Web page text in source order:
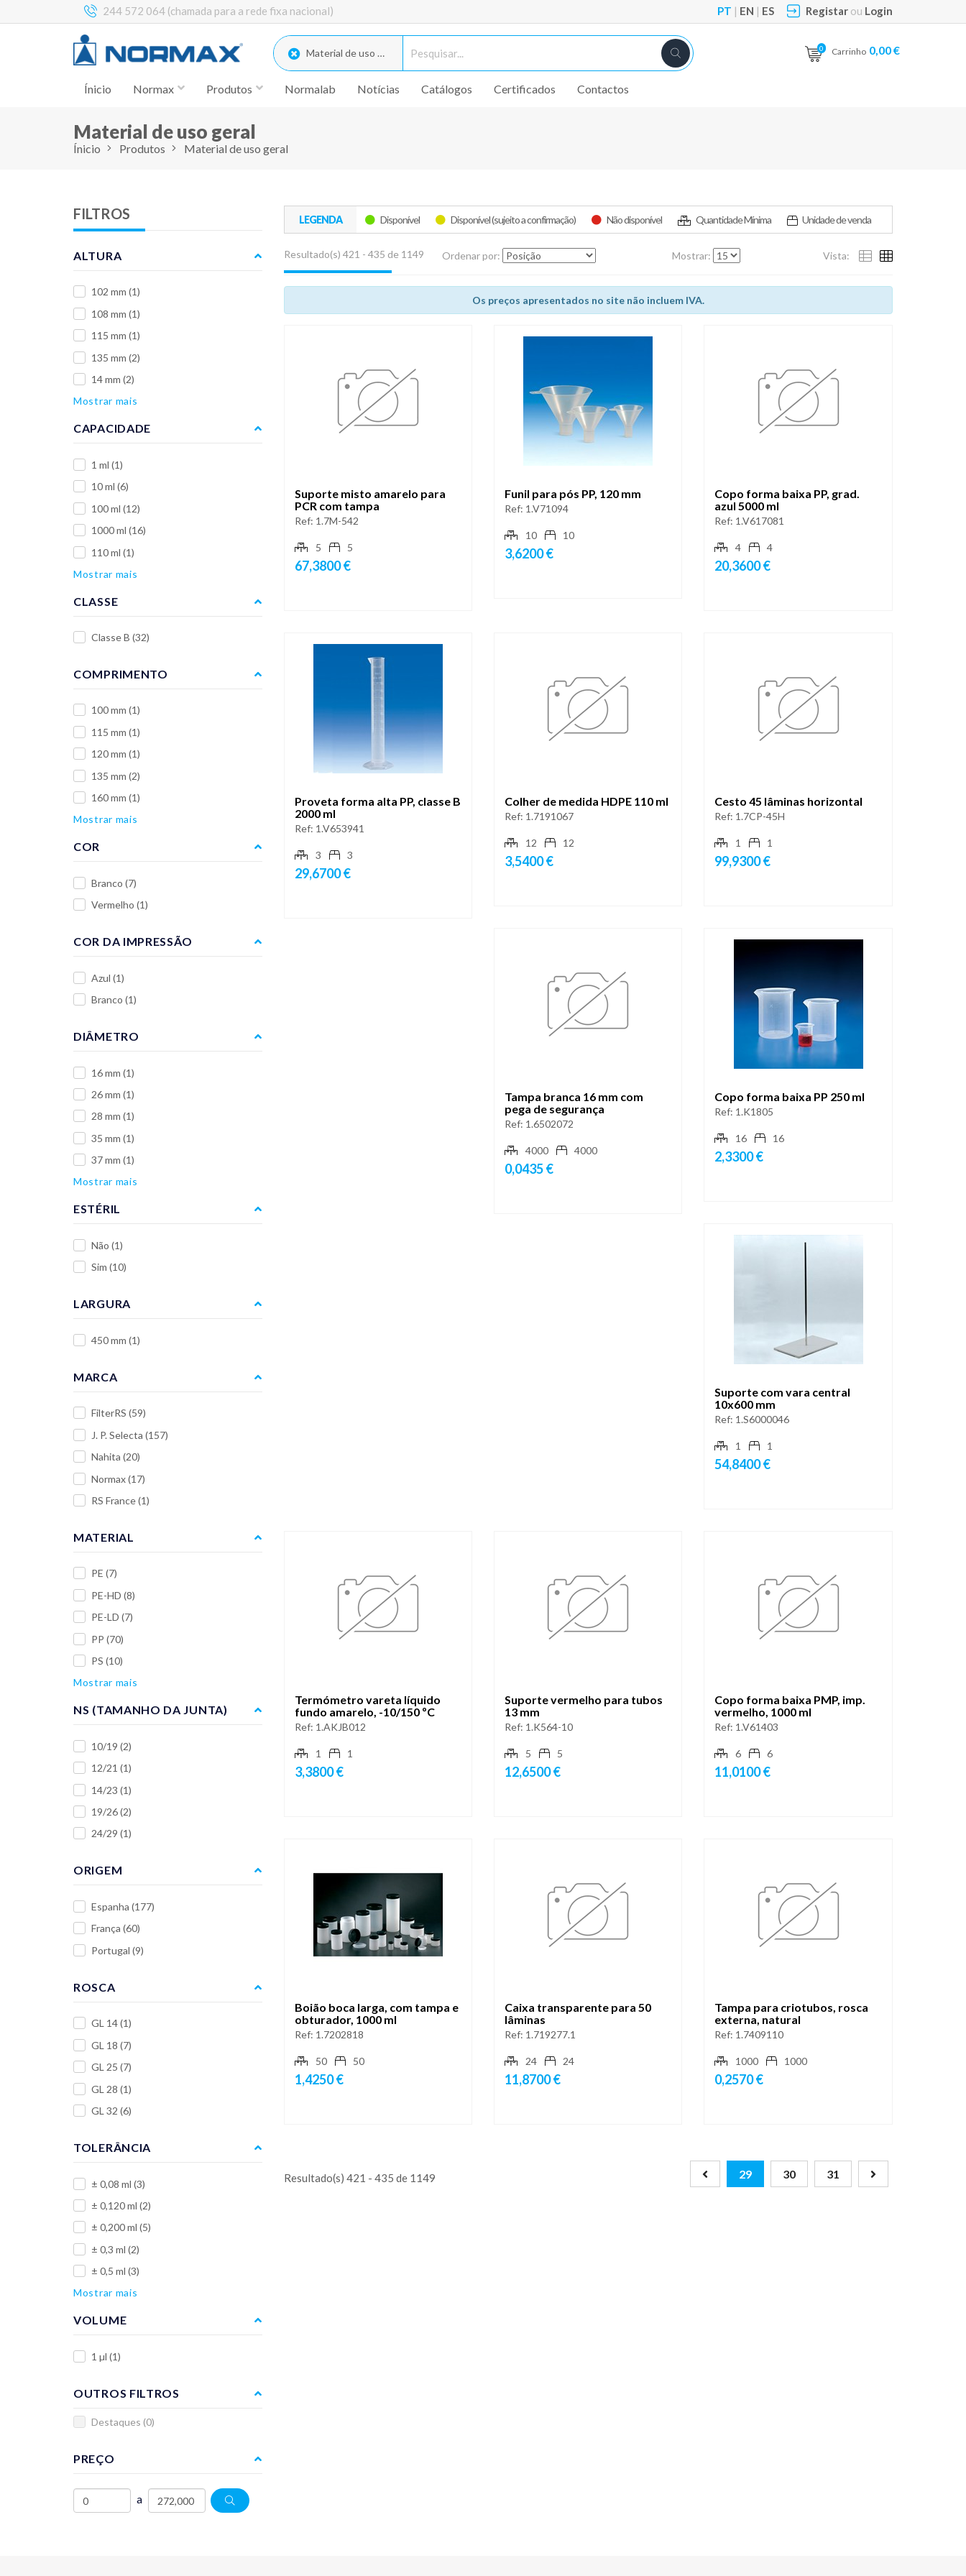
244 572 064 (chamada para a rede fixa nacional) PT | EN | ES Registar ou Login
0 Carrinho 0,00 €
Material de uso geral
Ínicio Normax Produtos Normalab Notícias Catálogos Certificados Contactos
Material de uso geral
Ínicio Produtos Material de uso geral
LEGENDA Disponível Disponível (sujeito a confirmação) Não disponível Quantidade Mínima Unidade de venda
Resultado(s) 421 - 435 de 1149 Ordenar por: Mostrar: Vista:
Os preços apresentados no site não incluem IVA.
Suporte misto amarelo para
PCR com tampa
Ref: 1.7M-542
5 5
67,3800 €
Funil para pós PP, 120 mm
Ref: 1.V71094
10 10
3,6200 €
Copo forma baixa PP, grad.
azul 5000 ml
Ref: 1.V617081
4 4
20,3600 €
Proveta forma alta PP, classe B
2000 ml
Ref: 1.V653941
3 3
29,6700 €
Colher de medida HDPE 110 ml
Ref: 1.7191067
12 12
3,5400 €
Cesto 45 lâminas horizontal
Ref: 1.7CP-45H
1 1
99,9300 €
Tampa branca 16 mm com
pega de segurança
Ref: 1.6502072
4000 4000
0,0435 €
Copo forma baixa PP 250 ml
Ref: 1.K1805
16 16
2,3300 €
Suporte com vara central
10x600 mm
Ref: 1.S6000046
1 1
54,8400 €
Termómetro vareta líquido
fundo amarelo, -10/150 ºC
Ref: 1.AKJB012
1 1
3,3800 €
Suporte vermelho para tubos
13 mm
Ref: 1.K564-10
5 5
12,6500 €
Copo forma baixa PMP, imp.
vermelho, 1000 ml
Ref: 1.V61403
6 6
11,0100 €
Boião boca larga, com tampa e
obturador, 1000 ml
Ref: 1.7202818
50 50
1,4250 €
Caixa transparente para 50
lâminas
Ref: 1.719277.1
24 24
11,8700 €
Tampa para criotubos, rosca
externa, natural
Ref: 1.7409110
1000 1000
0,2570 €
Resultado(s) 421 - 435 de 1149 29 30 31
FILTROS
ALTURA
102 mm (1)
108 mm (1)
115 mm (1)
135 mm (2)
14 mm (2)
Mostrar mais
CAPACIDADE
1 ml (1)
10 ml (6)
100 ml (12)
1000 ml (16)
110 ml (1)
Mostrar mais
CLASSE
Classe B (32)
COMPRIMENTO
100 mm (1)
115 mm (1)
120 mm (1)
135 mm (2)
160 mm (1)
Mostrar mais
COR
Branco (7)
Vermelho (1)
COR DA IMPRESSÃO
Azul (1)
Branco (1)
DIÂMETRO
16 mm (1)
26 mm (1)
28 mm (1)
35 mm (1)
37 mm (1)
Mostrar mais
ESTÉRIL
Não (1)
Sim (10)
LARGURA
450 mm (1)
MARCA
FilterRS (59)
J. P. Selecta (157)
Nahita (20)
Normax(17)
RS France(1)
MATERIAL
PE (7)
PE-HD (8)
PE-LD (7)
PP (70)
PS (10)
Mostrar mais
NS (TAMANHO DA JUNTA)
10/19 (2)
12/21 (1)
14/23 (1)
19/26(2)
24/29 (1)
ORIGEM
Espanha (177)
França (60)
Portugal (9)
ROSCA
GL 14(1)
GL 18 (7)
GL 25 (7)
GL 28 (1)
GL 32 (6)
TOLERÂNCIA
± 0,08 ml (3)
± 0,120 ml (2)
± 0,200 ml (5)
± 0,3 ml (2)
± 0,5 ml (3)
Mostrar mais
VOLUME
1 µl (1)
OUTROS FILTROS
Destaques (0)
PREÇO
a